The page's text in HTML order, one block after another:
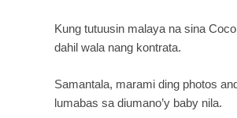
Kung tutuusin malaya na sina
dahil wala nang kontrata.
Samantala, marami ding photos
lumabas sa diumano’y baby nila.